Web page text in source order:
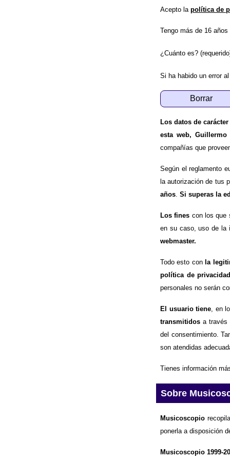
Acepto la política de
Tengo más de 16
¿Cuánto es?
Si ha habido un error
Los datos de carácter
esta web,
compañías que
Según el reglamento
la autorización de tus
años Si superas la
Los fines con los que
en su caso, uso de la
webmaster.
Todo esto con la
política de privacidad
personales no serán
El usuario tiene , en
transmitidos a través
del consentimiento.
son atendidas
Tienes información
Sobre
Musicoscopio
ponerla a disposición
Musicoscopio 1999-